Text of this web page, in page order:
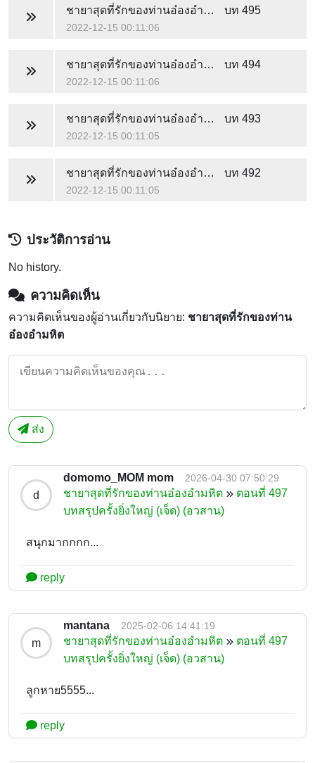
ชายาสุดที่รักของท่านอ๋องอำมหิต บท 495
2022-12-15 00:11:06
ชายาสุดที่รักของท่านอ๋องอำมหิต บท 494
2022-12-15 00:11:06
ชายาสุดที่รักของท่านอ๋องอำมหิต บท 493
2022-12-15 00:11:05
ชายาสุดที่รักของท่านอ๋องอำมหิต บท 492
2022-12-15 00:11:05
ประวัติการอ่าน
No history.
ความคิดเห็น
ความคิดเห็นของผู้อ่านเกี่ยวกับนิยาย: ชายาสุดที่รักของท่าน
อ๋องอำมหิต
ส่ง
d
domomo_MOM mom 2026-04-30 07:50:29
ชายาสุดที่รักของท่านอ๋องอำมหิต
ตอนที่ 497
บทสรุปครั้งยิ่งใหญ่ (เจ็ด) (อวสาน)
สนุกมากกกก...
reply
m
mantana 2025-02-06 14:41:19
ชายาสุดที่รักของท่านอ๋องอำมหิต
ตอนที่ 497
บทสรุปครั้งยิ่งใหญ่ (เจ็ด) (อวสาน)
ลูกหาย5555...
reply